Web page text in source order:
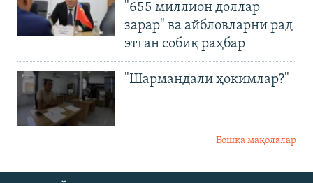
"655 миллион доллар
зарар" ва айбловларни рад
этган собиқ раҳбар
"Шармандали ҳокимлар?"
Бошқа мақолалар